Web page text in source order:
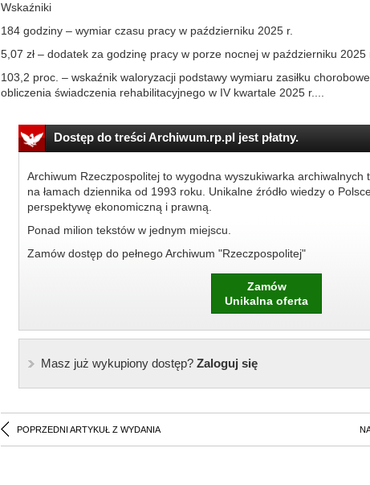
Wskaźniki
184 godziny – wymiar czasu pracy w październiku 2025 r.
5,07 zł – dodatek za godzinę pracy w porze nocnej w październiku 2025
103,2 proc. – wskaźnik waloryzacji podstawy wymiaru zasiłku
obliczenia świadczenia rehabilitacyjnego w IV kwartale 2025 r....
Dostęp do treści Archiwum.rp.pl jest płatny.
Archiwum Rzeczpospolitej to wygodna wyszukiwarka archiwalnych
na łamach dziennika od 1993 roku. Unikalne źródło wiedzy o
perspektywę ekonomiczną i prawną.
Ponad milion tekstów w jednym miejscu.
Zamów dostęp do pełnego Archiwum "Rzeczpospolitej"
Zamów
Unikalna oferta
Masz już wykupiony dostęp?Zaloguj się
POPRZEDNI ARTYKUŁ Z WYDANIA